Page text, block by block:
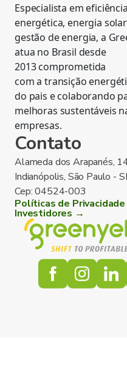
Especialista em eficiência
energética, energia
gestão de energia, a
atua no Brasil desde
2013 comprometida
com a transição
do pais e colaborando
melhoras sustentáveis
empresas.
Contato
Alameda dos Arapanés,
Indianópolis, São Paulo -
Cep: 04524-003
Políticas de
Investidores →